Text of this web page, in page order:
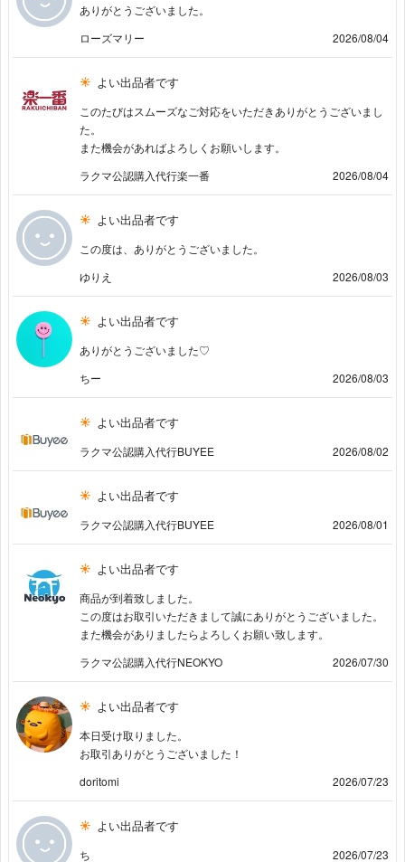
ありがとうございました。
ローズマリー
2026/08/04
よい出品者です
このたびはスムーズなご対応をいただきありがとうございまし
た。
また機会があればよろしくお願いします。
ラクマ公認購入代行楽一番
2026/08/04
よい出品者です
この度は、ありがとうございました。
ゆりえ
2026/08/03
よい出品者です
ありがとうございました♡
ちー
2026/08/03
よい出品者です
ラクマ公認購入代行BUYEE 2026/08/02
よい出品者です
ラクマ公認購入代行BUYEE 2026/08/01
よい出品者です
商品が到着致しました。
この度はお取引いただきまして誠にありがとうございました。
また機会がありましたらよろしくお願い致します。
ラクマ公認購入代行NEOKYO
2026/07/30
よい出品者です
本日受け取りました。
お取引ありがとうございました！
doritomi
2026/07/23
よい出品者です
ち 2026/07/23